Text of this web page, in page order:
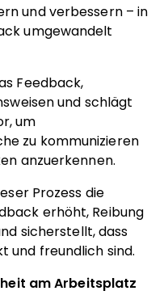
und verbessern – in
umgewandelt
Feedback,
und schlägt
um
zu kommunizieren
anzuerkennen.
Prozess die
erhöht, Reibung
sicherstellt, dass
und freundlich sind.
am Arbeitsplatz